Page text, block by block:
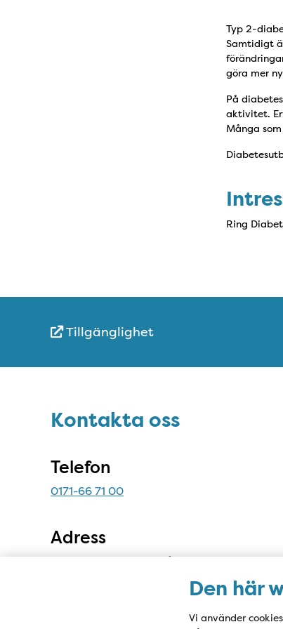
Den här
Vi använder
Typ 2-
Samtidigt
göra mer
På
aktivitet.
Många
Ring
Snabblänkar
Tillgänglighet
Kontakta oss
Kontakta oss
Telefon
0171-66 71 00
Adress
Sjövägen 12, 746 31 Bålsta